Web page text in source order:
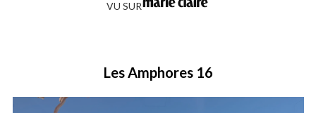
VU SUR
Les Amphores 16